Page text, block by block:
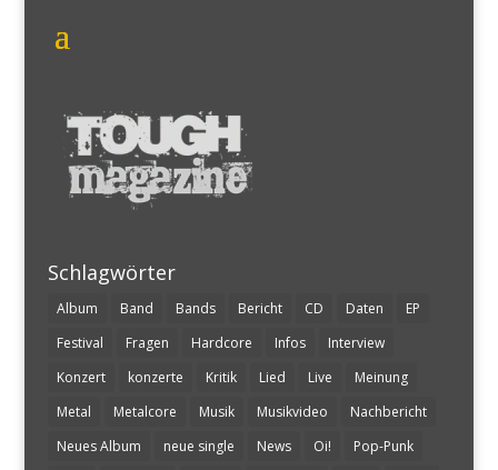
Schlagwörter
Album Band Bands Bericht CD Daten
EP
Festival
Fragen Hardcore Infos
Interview
Konzert
konzerte Kritik Lied Live
Meinung
Metal
Metalcore Musik Musikvideo
Nachbericht
Neues Album
neue single News Oi! Pop-Punk